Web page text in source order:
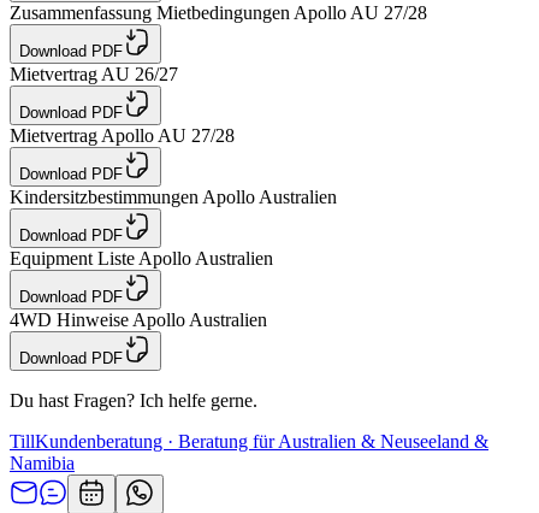
Zusammenfassung Mietbedingungen Apollo AU 27/28
Download PDF
Mietvertrag AU 26/27
Download PDF
Mietvertrag Apollo AU 27/28
Download PDF
Kindersitzbestimmungen Apollo Australien
Download PDF
Equipment Liste Apollo Australien
Download PDF
4WD Hinweise Apollo Australien
Download PDF
Du hast Fragen? Ich helfe gerne.
TillKundenberatung · Beratung für Australien & Neuseeland &
Namibia